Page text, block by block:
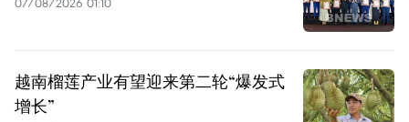
越南榴莲产业有望迎来第二轮“爆发式
增长”